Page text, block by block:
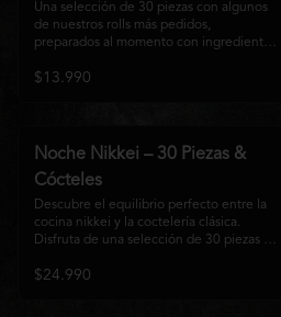
Una selección de 30 piezas con algunos
de nuestros rolls más pedidos,
preparados al momento con ingredientes
Matsumoto Nikkei. Una promoción
Incluye un Hot Tori de regalo (10 piezas):
crema y cebollín, frito en panko hasta
obtener un dorado perfecto y una
textura irresistible.
$13.990
Noche Nikkei – 30 Piezas &
Cócteles
Descubre el equilibrio perfecto entre la
cocina nikkei y la coctelería clásica.
Disfruta de una selección de 30 piezas
frescos, acompañadas de 2 Pisco Sour o
$24.990